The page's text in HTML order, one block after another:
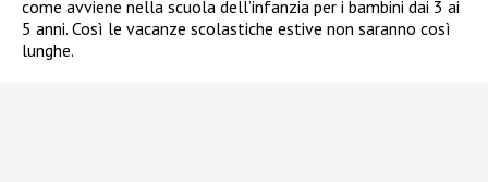
come avviene nella scuola dell’infanzia per i bambini dai 3 ai
5 anni. Così le vacanze scolastiche estive non saranno così
lunghe.